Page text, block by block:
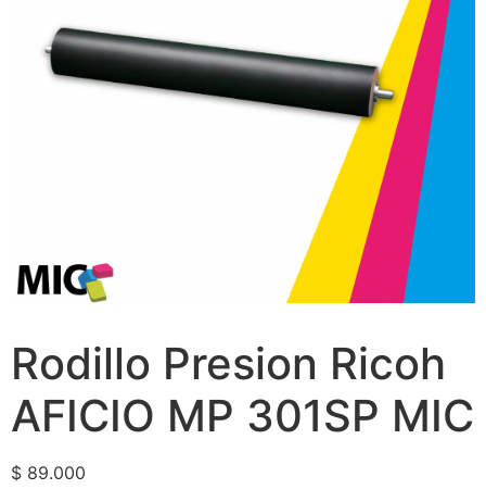
Rodillo Presion Ricoh
AFICIO MP 301SP MIC
$ 89.000